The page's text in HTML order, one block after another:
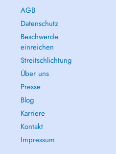
AGB
Datenschutz
Beschwerde
einreichen
Streitschlichtung
Über uns
Presse
Blog
Karriere
Kontakt
Impressum